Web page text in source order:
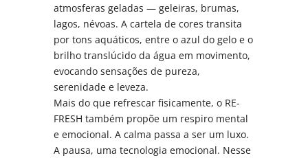
atmosferas geladas — geleiras, brumas,
lagos, névoas. A cartela de cores transita
por tons aquáticos, entre o azul do gelo e o
brilho translúcido da água em movimento,
evocando sensações de pureza,
serenidade e leveza.
Mais do que refrescar fisicamente, o RE-
FRESH também propõe um respiro mental
e emocional. A calma passa a ser um luxo.
A pausa, uma tecnologia emocional. Nesse